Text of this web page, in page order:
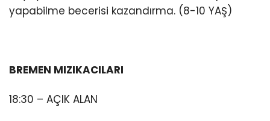
yapabilme becerisi kazandırma. (8-10 YAŞ)
BREMEN MIZIKACILARI
18:30 – AÇIK ALAN